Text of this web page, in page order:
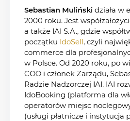
Sebastian Muliński działa w
2000 roku. Jest
a także IAI S.A., gdzie
początku IdoSell, czyli
commerce dla
w Polsce. Od 2020 roku, po
COO i członek Zarządu,
Radzie Nadzorczej IAI. IAI
IdoBooking (platforma dla
operatorów miejsc
(usługi płatnicze i instytucja